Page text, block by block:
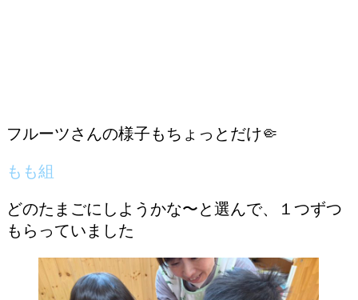
フルーツさんの様子もちょっとだけ🤏
もも組
どのたまごにしようかな〜と選んで、１つずつ
もらっていました